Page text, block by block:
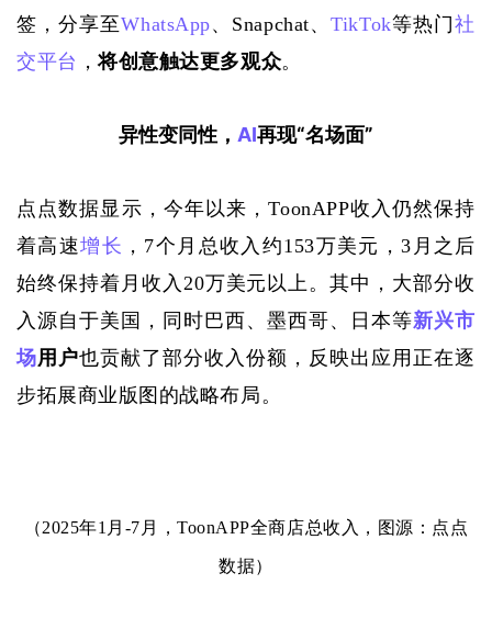
签，分享至WhatsApp、Snapchat、TikTok等热门社
交平台 ，将创意触达更多观众。
异性变同性， AI再现“名场面”
点点数据显示，今年以来，ToonAPP收入仍然保持
着高速增长 ，7个月总收入约153万美元，3月之后
始终保持着月收入20万美元以上。其中，大部分收
入源自于美国，同时巴西、墨西哥、日本等新兴市
场用户也贡献了部分收入份额，反映出应用正在逐
步拓展商业版图的战略布局。
（2025年1月-7月，ToonAPP全商店总收入，图源：点点
数据）